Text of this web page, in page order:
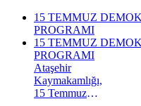
kapsamında çocuklar
keyifli bir yaz dönemi
15 TEMMUZ
PROGRAMI
15 TEMMUZ
PROGRAMI
Ataşehir
Kaymakamlığı,
15 Temmuz